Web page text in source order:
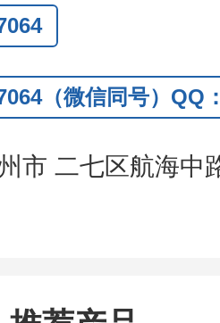
( 欢迎致电 或 QQ
（微信同号）QQ
市 二七区航海中